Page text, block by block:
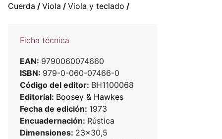
Cuerda / Viola / Viola y teclado /
Ficha técnica
EAN: 9790060074660
ISBN: 979-0-060-07466-0
Código del editor: BH1100068
Editorial: Boosey & Hawkes
Fecha de edición: 1973
Encuadernación: Rústica
Dimensiones: 23x30,5